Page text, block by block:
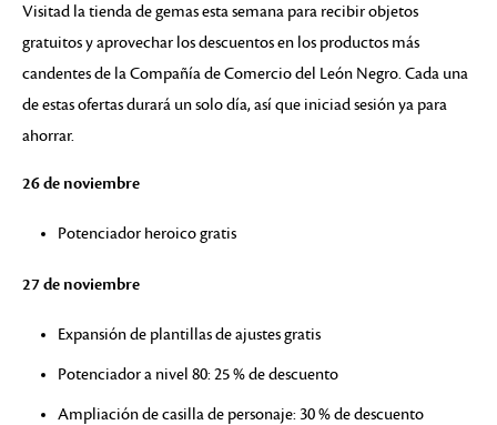
Visitad la tienda de gemas esta semana para recibir objetos
gratuitos y aprovechar los descuentos en los productos más
candentes de la Compañía de Comercio del León Negro. Cada una
de estas ofertas durará un solo día, así que iniciad sesión ya para
ahorrar.
26 de noviembre
Potenciador heroico gratis
27 de noviembre
Expansión de plantillas de ajustes gratis
Potenciador a nivel 80: 25 % de descuento
Ampliación de casilla de personaje: 30 % de descuento